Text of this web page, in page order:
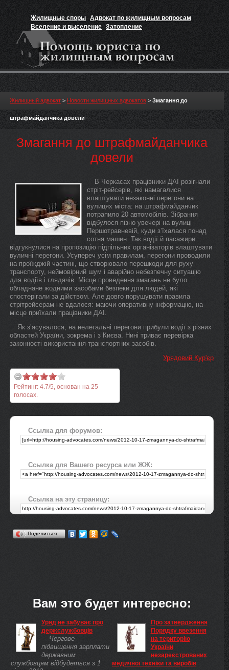
Жилищные споры Адвокат по жилищным вопросам
Вселение и выселение Затопление
Признание прав на жильё
Жилищный адвокат > Новости жилищных адвокатов > Змагання до
штрафмайданчика довели
Змагання до штрафмайданчика
довели
В Черкасах працівники ДАІ розігнали
стріт-рейсерів, які намагалися
влаштувати незаконні перегони на
вулицях міста: на штрафмайданчик
потрапило 20 автомобілів. Зібрання
відбулося пізно увечері на вулиці
Першотравневій, куди з’їхалася понад
сотня машин. Так водії й пасажири
відгукнулися на пропозицію підпільних організаторів влаштувати
вуличні перегони. Усупереч усім правилам, перегони проводили
на проїжджій частині, що створювало перешкоди для руху
транспорту, неймовірний шум і аварійно небезпечну ситуацію
для водіїв і глядачів. Місце проведення змагань не було
обладнане жодними засобами безпеки для людей, які
спостерігали за дійством. Але довго порушувати правила
стрітрейсерам не вдалося: маючи оперативну інформацію, на
місце приїхали працівники ДАІ.
Як з’ясувалося, на нелегальні перегони прибули водії з різних
областей України, зокрема і з Києва. Нині триває перевірка
законності використання транспортних засобів.
Урядовий Кур'єр
Рейтинг: 4.7/5, основан на 25
голосах.
Ссылка для форумов:
Ссылка для Вашего ресурса или ЖЖ:
Ссылка на эту страницу:
Поделиться…
Вам это будет интересно:
Уряд не забуває про
держслужбовців
Чергове
підвищення зарплати
державним
службовцям відбудеться з 1
Про затвердження
Порядку ввезення
на територію
України
незареєстрованих
медичної техніки та виробів